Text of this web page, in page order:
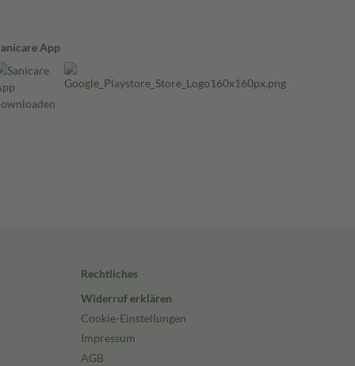
App
Rechtliches
Widerruf erklären
Cookie-Einstellungen
Impressum
AGB